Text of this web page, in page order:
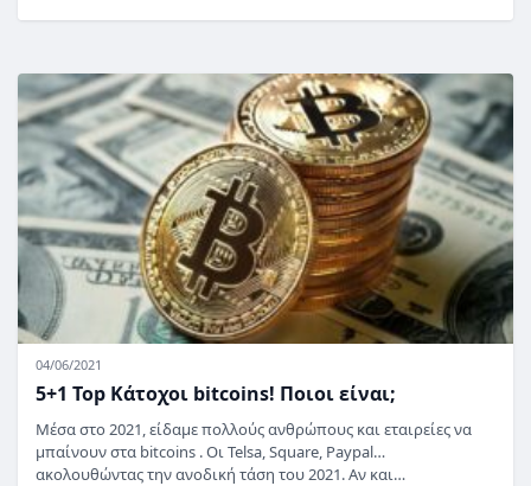
04/06/2021
5+1 Top Κάτοχοι bitcoins! Ποιοι είναι;
Μέσα στο 2021, είδαμε πολλούς ανθρώπους και εταιρείες να
μπαίνουν στα bitcoins . Οι Telsa, Square, Paypal…
ακολουθώντας την ανοδική τάση του 2021. Αν και…